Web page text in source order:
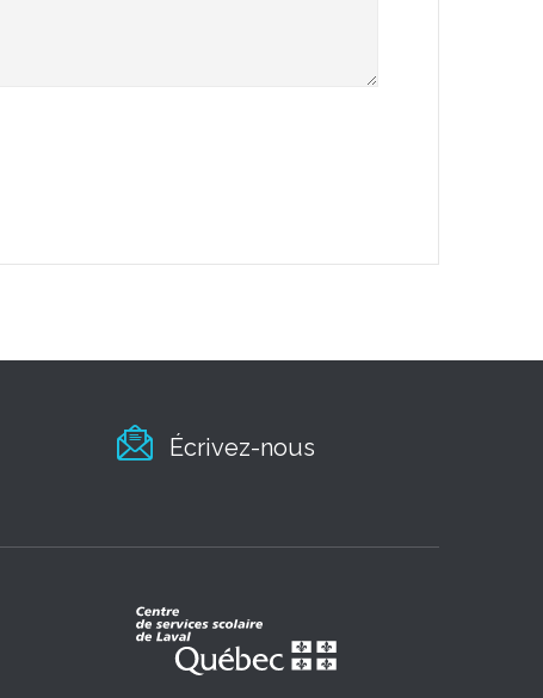
Écrivez-nous